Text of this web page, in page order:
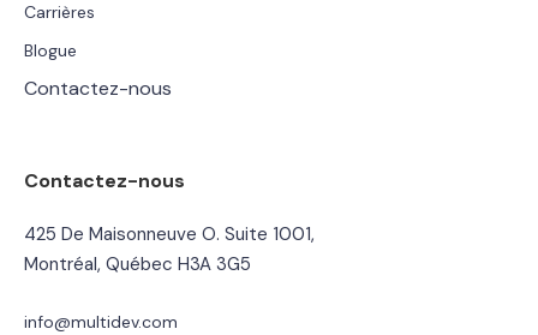
Carrières
Blogue
Contactez-nous
Contactez-nous
425 De Maisonneuve O. Suite 1001,
Montréal, Québec H3A 3G5
info@multidev.com